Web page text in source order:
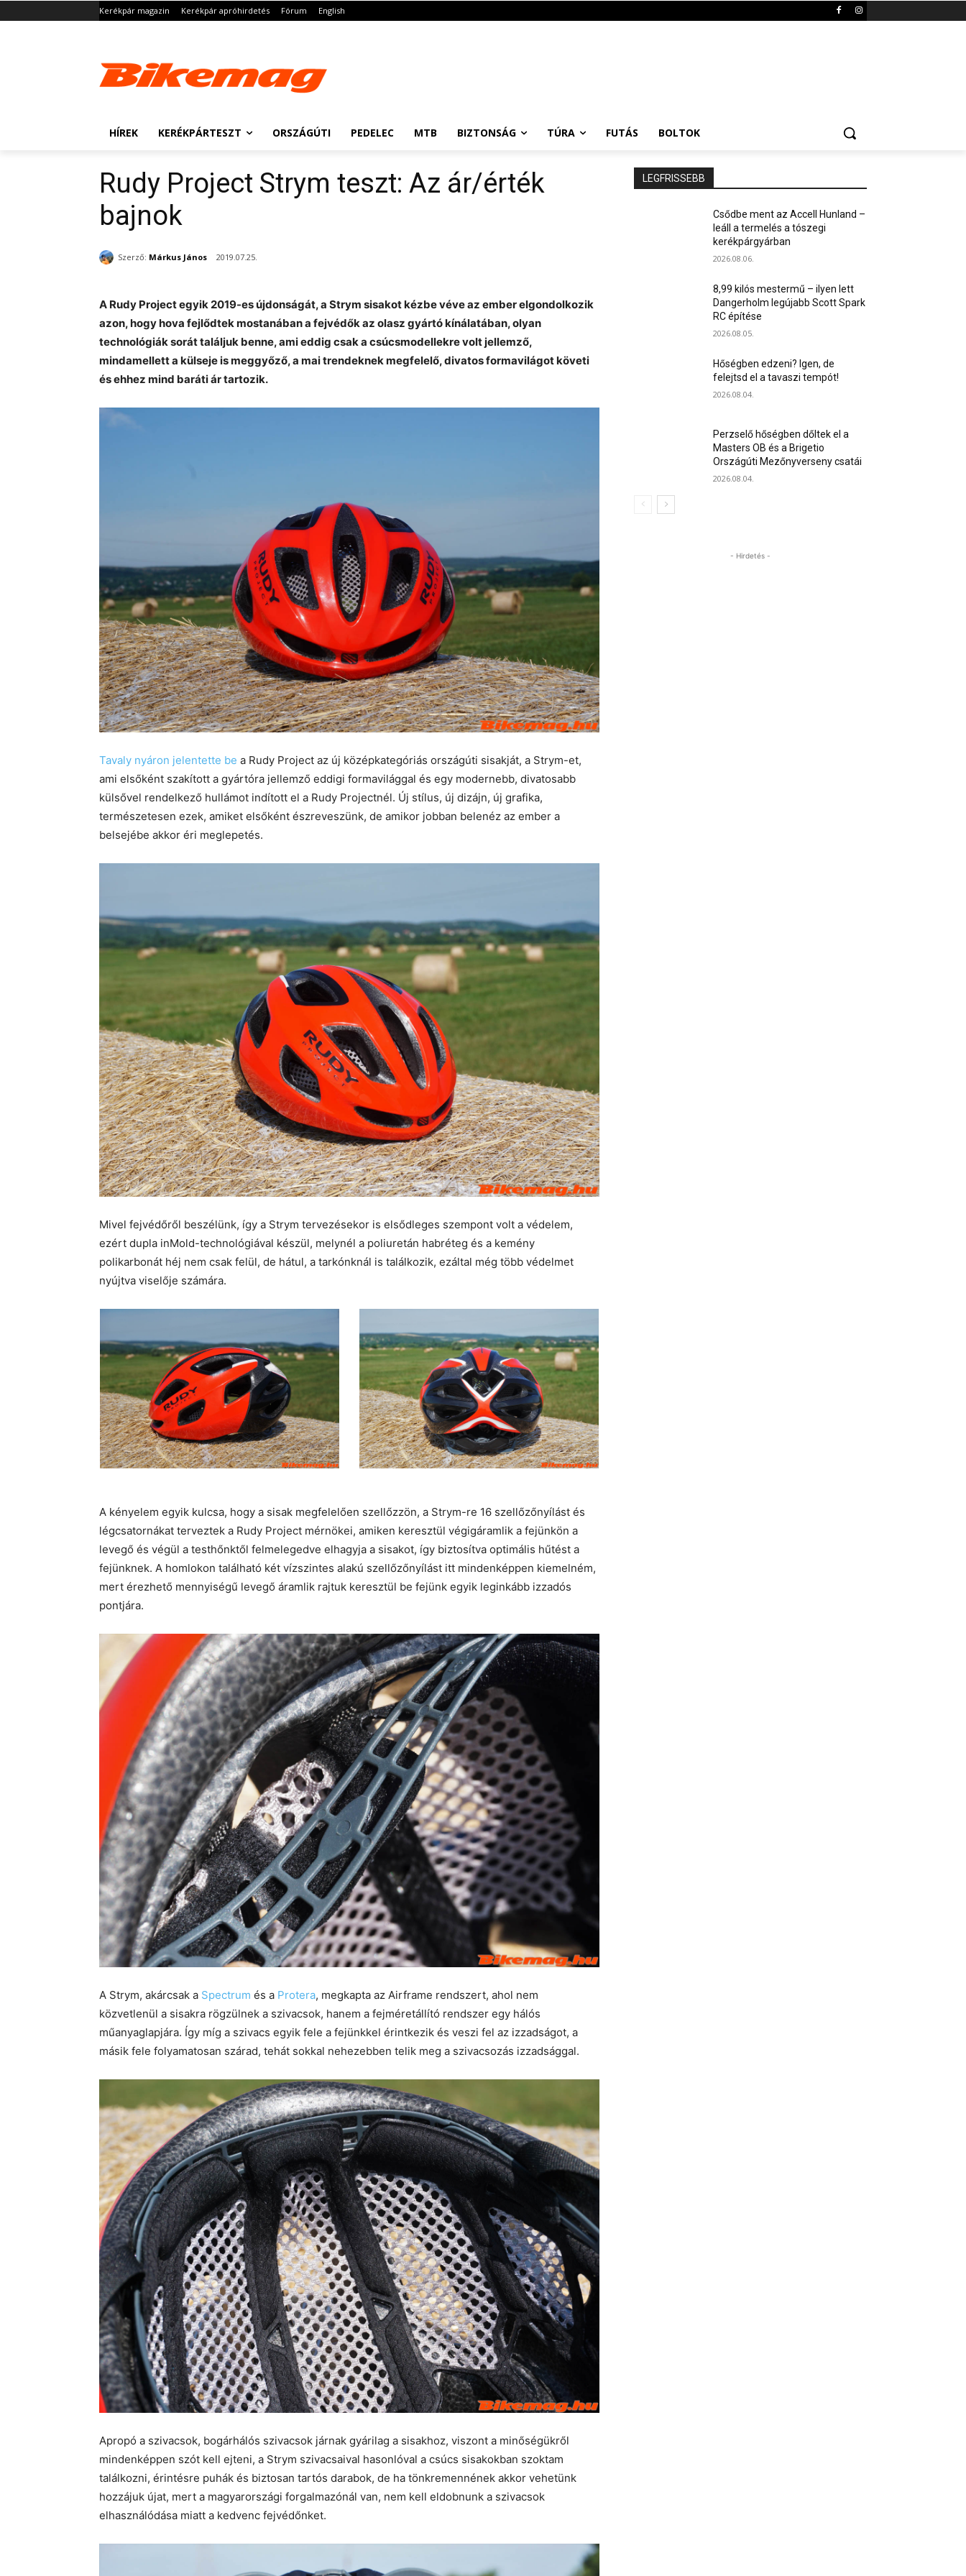
Kerékpár magazin Kerékpár apróhirdetés Fórum English
HÍREK KERÉKPÁRTESZT ORSZÁGÚTI PEDELEC MTB BIZTONSÁG TÚRA FUTÁS BOLTOK
Rudy Project Strym teszt: Az ár/érték
bajnok
Szerző: Márkus János 2019.07.25.
A Rudy Project egyik 2019-es újdonságát, a Strym sisakot kézbe véve az ember elgondolkozik
azon, hogy hova fejlődtek mostanában a fejvédők az olasz gyártó kínálatában, olyan
technológiák sorát találjuk benne, ami eddig csak a csúcsmodellekre volt jellemző,
mindamellett a külseje is meggyőző, a mai trendeknek megfelelő, divatos formavilágot követi
és ehhez mind baráti ár tartozik.
Tavaly nyáron jelentette be a Rudy Project az új középkategóriás országúti sisakját, a Strym-et,
ami elsőként szakított a gyártóra jellemző eddigi formavilággal és egy modernebb, divatosabb
külsővel rendelkező hullámot indított el a Rudy Projectnél. Új stílus, új dizájn, új grafika,
természetesen ezek, amiket elsőként észreveszünk, de amikor jobban belenéz az ember a
belsejébe akkor éri meglepetés.
Mivel fejvédőről beszélünk, így a Strym tervezésekor is elsődleges szempont volt a védelem,
ezért dupla inMold-technológiával készül, melynél a poliuretán habréteg és a kemény
polikarbonát héj nem csak felül, de hátul, a tarkónknál is találkozik, ezáltal még több védelmet
nyújtva viselője számára.
A kényelem egyik kulcsa, hogy a sisak megfelelően szellőzzön, a Strym-re 16 szellőzőnyílást és
légcsatornákat terveztek a Rudy Project mérnökei, amiken keresztül végigáramlik a fejünkön a
levegő és végül a testhőnktől felmelegedve elhagyja a sisakot, így biztosítva optimális hűtést a
fejünknek. A homlokon található két vízszintes alakú szellőzőnyílást itt mindenképpen kiemelném,
mert érezhető mennyiségű levegő áramlik rajtuk keresztül be fejünk egyik leginkább izzadós
pontjára.
A Strym, akárcsak a Spectrum és a Protera, megkapta az Airframe rendszert, ahol nem
közvetlenül a sisakra rögzülnek a szivacsok, hanem a fejméretállító rendszer egy hálós
műanyaglapjára. Így míg a szivacs egyik fele a fejünkkel érintkezik és veszi fel az izzadságot, a
másik fele folyamatosan szárad, tehát sokkal nehezebben telik meg a szivacsozás izzadsággal.
Apropó a szivacsok, bogárhálós szivacsok járnak gyárilag a sisakhoz, viszont a minőségükről
mindenképpen szót kell ejteni, a Strym szivacsaival hasonlóval a csúcs sisakokban szoktam
találkozni, érintésre puhák és biztosan tartós darabok, de ha tönkremennének akkor vehetünk
hozzájuk újat, mert a magyarországi forgalmazónál van, nem kell eldobnunk a szivacsok
elhasználódása miatt a kedvenc fejvédőnket.
LEGFRISSEBB
Csődbe ment az Accell Hunland –
leáll a termelés a tószegi
kerékpárgyárban
2026.08.06.
8,99 kilós mestermű – ilyen lett
Dangerholm legújabb Scott Spark
RC építése
2026.08.05.
Hőségben edzeni? Igen, de
felejtsd el a tavaszi tempót!
2026.08.04.
Perzselő hőségben dőltek el a
Masters OB és a Brigetio
Országúti Mezőnyverseny csatái
2026.08.04.
- Hirdetés -